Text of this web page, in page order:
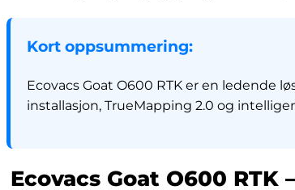
Kort oppsummering:
Ecovacs Goat O600 RTK er en ledende
installasjon, TrueMapping 2.0 og
Ecovacs Goat O600